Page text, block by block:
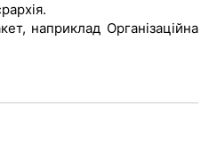
наприклад Організаційна